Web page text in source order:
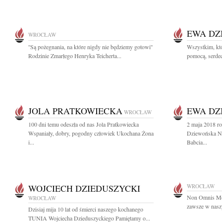
WROCŁAW
''Są pożegnania, na które nigdy nie będziemy gotowi''
Rodzinie Zmarłego Henryka Teicherta...
EWA
Wszystkim,
pomocą,
JOLA PRATKOWIECKA WROCŁAW
100 dni temu odeszła od nas Jola Pratkowiecka
Wspaniały, dobry, pogodny człowiek Ukochana Żona
i...
EWA
2 maja 2018
Dziewońska
Babcia...
WOJCIECH DZIEDUSZYCKI
WROCŁAW
Dzisiaj mija 10 lat od śmierci naszego kochanego
TUNIA Wojciecha Dzieduszyckiego Pamiętamy o...
WROCŁAW
Non Omnis
zawsze w